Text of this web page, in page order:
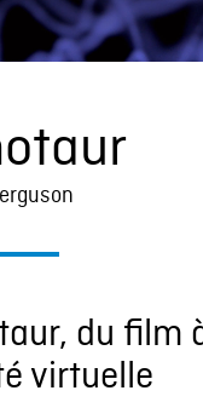
du film
virtuelle